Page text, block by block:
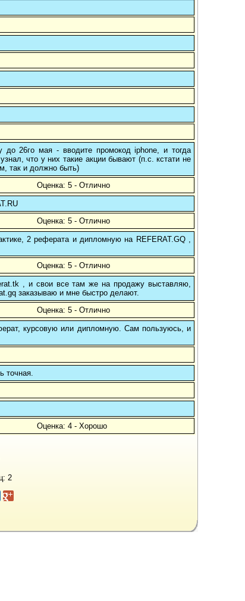
до 26го мая - вводите промокод iphone, и тогда
что у них такие акции бывают (п.с. кстати не
так и должно быть)
Оценка: 5 - Отлично
Оценка: 5 - Отлично
2 реферата и дипломную на REFERAT.GQ ,
Оценка: 5 - Отлично
, и свои все там же на продажу выставляю,
заказываю и мне быстро делают.
Оценка: 5 - Отлично
курсовую или дипломную. Сам пользуюсь, и
точная.
Оценка: 4 - Хорошо
2